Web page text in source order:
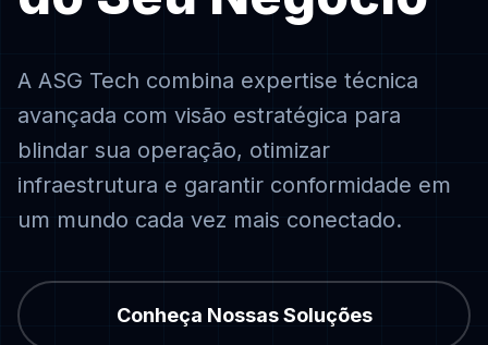
A ASG Tech combina expertise técnica
avançada com visão estratégica para
blindar sua operação, otimizar
infraestrutura e garantir conformidade em
um mundo cada vez mais conectado.
Conheça Nossas Soluções